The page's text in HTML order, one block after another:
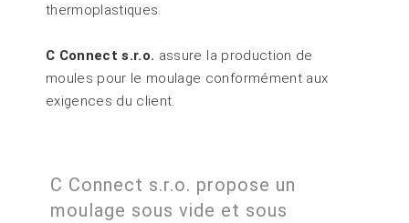
thermoplastiques.
C Connect s.r.o. assure la production de
moules pour le moulage conformément aux
exigences du client.
C Connect s.r.o. propose un
moulage sous vide et sous